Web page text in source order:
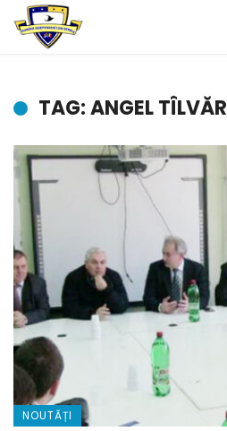
TAG: ANGEL TÎLVĂR
NOUTĂȚI